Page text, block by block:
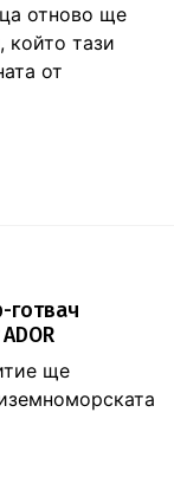
отново ще
който тази
от
готвач
ще